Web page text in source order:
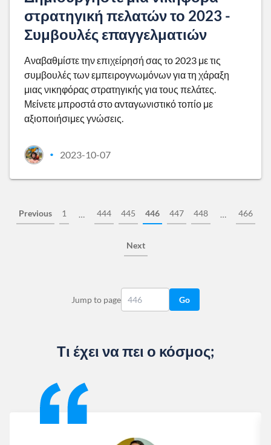
στρατηγική πελατών το 2023 -
Συμβουλές επαγγελματιών
Αναβαθμίστε την επιχείρησή σας το 2023 με τις
συμβουλές των εμπειρογνωμόνων για τη χάραξη
μιας νικηφόρας στρατηγικής για τους πελάτες.
Μείνετε μπροστά στο ανταγωνιστικό τοπίο με
αξιοποιήσιμες γνώσεις.
• 2023-10-07
Previous 1 … 444 445 446 447 448 … 466
Next
Jump to page Go
Τι έχει να πει ο κόσμος;